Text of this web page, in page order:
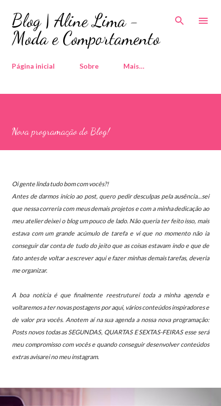
Pular para o conteúdo principal
Blog | Aline Lima -
Moda e Comportamento
Página inicial Sobre Mais…
Nova programação do Blog!
Oi gente linda tudo bom com vocês?!
Antes de darmos início ao post, quero pedir desculpas pela ausência...sei
que nessa correria com meus demais projetos e com a minha dedicação ao
meu atelier deixei o blog um pouco de lado. Não queria ter feito isso, mais
estava com um grande acúmulo de tarefa e vi que no momento não ia
conseguir dar conta de tudo do jeito que as coisas estavam indo e que de
fato antes de voltar a escrever aqui e fazer minhas demais tarefas, deveria
me organizar.
A boa notícia é que finalmente reestruturei toda a minha agenda e
voltaremos a ter novas postagens por aqui, vários conteúdos inspiradores e
de valor pra vocês. Anotem aí na sua agenda a nossa nova programação:
Posts novos todas as SEGUNDAS, QUARTAS E SEXTAS-FEIRAS esse será
meu compromisso com vocês e quando conseguir desenvolver conteúdos
extras avisarei no meu instagram.